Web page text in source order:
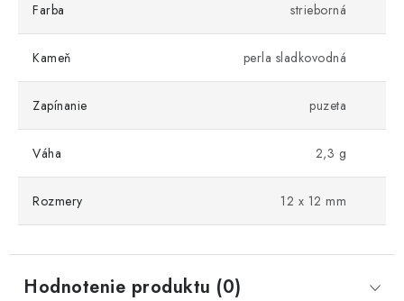
Farba strieborná
Kameň perla sladkovodná
Zapínanie puzeta
Váha 2,3 g
Rozmery 12 x 12 mm
Hodnotenie produktu (0)